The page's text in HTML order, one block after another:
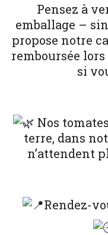
Pensez à
emballage –
propose notre
remboursée
si
Nos
terre, dans
n’attendent
Rendez-